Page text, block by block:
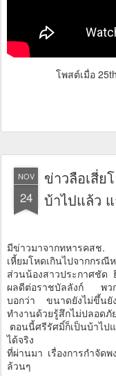
โพสต์เมื่อ
NOV
24
ข่าวลือเสี่ย
บ้าไปแล้ว
มีข่าวมาจากทหารคสช.
เหี้ยมโหดเกินไปจากกร
ส่วนน้องสาวประกาศชัด
ผลดีต่อราชบัลลังก์ พวก
บอกว่า ขนาดยังไม่ขึ้น
ทำงานด้วยรู้สึกไม่ปลอดภัย
ตอนนี้ศรีรัศมิ์ก็เป็นบ้าไป
ได้จริง
ที่ผ่านมา เรื่องการกำจัด
ล้วนๆ